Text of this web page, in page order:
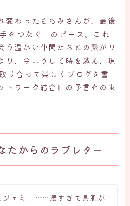
変わったともみさんが、最後
をつなぐ」のピース。これ
う温かい仲間たちとの繋がり
、今こうして時を越え、現
り合って楽しくブログを書
トワーク結合』の予言そのも
たからのラブレター
ジェミニ……凄すぎて鳥肌が